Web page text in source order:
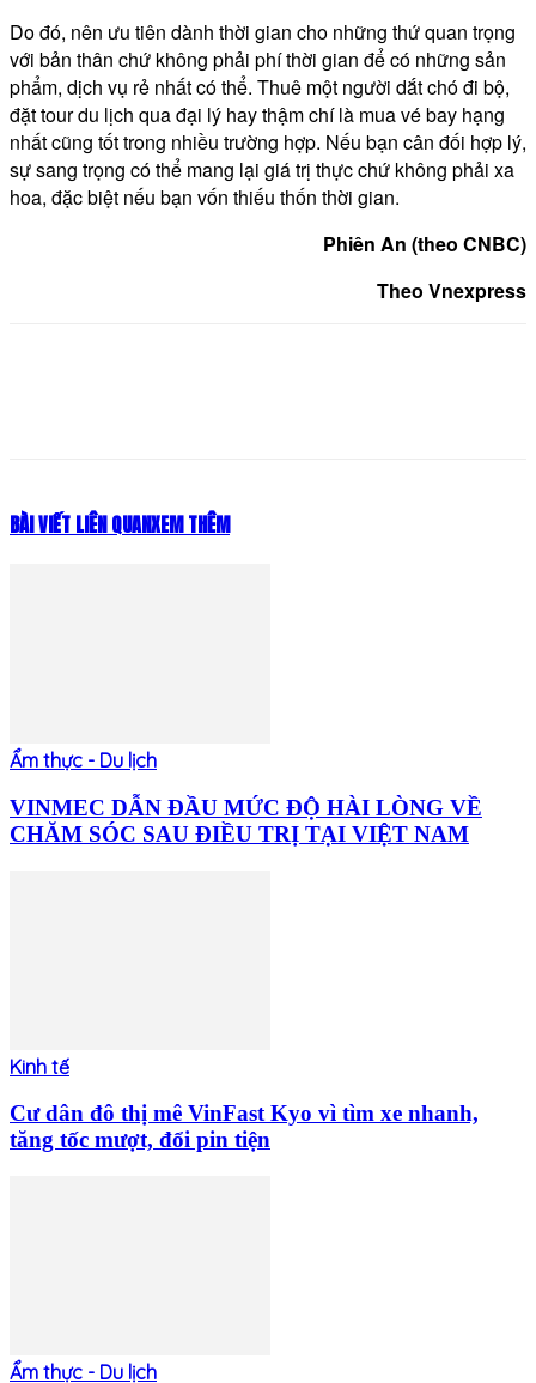
Do đó, nên ưu tiên dành thời gian cho những thứ quan trọng
với bản thân chứ không phải phí thời gian để có những sản
phẩm, dịch vụ rẻ nhất có thể. Thuê một người dắt chó đi bộ,
đặt tour du lịch qua đại lý hay thậm chí là mua vé bay hạng
nhất cũng tốt trong nhiều trường hợp. Nếu bạn cân đối hợp lý,
sự sang trọng có thể mang lại giá trị thực chứ không phải xa
hoa, đặc biệt nếu bạn vốn thiếu thốn thời gian.
Phiên An (theo CNBC)
Theo Vnexpress
BÀI VIẾT LIÊN QUANXEM THÊM
Ẩm thực - Du lịch
VINMEC DẪN ĐẦU MỨC ĐỘ HÀI LÒNG VỀ
CHĂM SÓC SAU ĐIỀU TRỊ TẠI VIỆT NAM
Kinh tế
Cư dân đô thị mê VinFast Kyo vì tìm xe nhanh,
tăng tốc mượt, đổi pin tiện
Ẩm thực - Du lịch